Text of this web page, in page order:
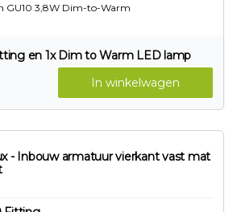
GU10 3,8W Dim-to-Warm
en 1x Dim to Warm LED lamp
In winkelwagen
- Inbouw armatuur vierkant vast mat